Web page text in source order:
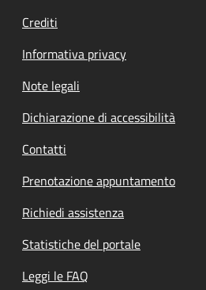
Crediti
Informativa privacy
Note legali
Dichiarazione di accessibilità
Contatti
Prenotazione appuntamento
Richiedi assistenza
Statistiche del portale
Leggi le FAQ